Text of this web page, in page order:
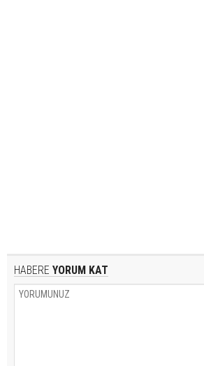
HABERE YORUM KAT